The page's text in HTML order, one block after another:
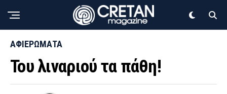
ΑΦΙΕΡΩΜΑΤΑ
Του λιναριού τα πάθη!